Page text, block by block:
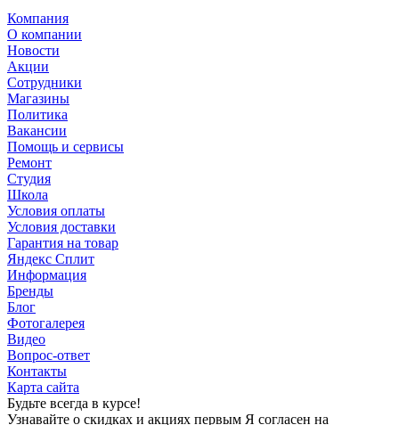
Компания
О компании
Новости
Акции
Сотрудники
Магазины
Политика
Вакансии
Помощь и сервисы
Ремонт
Студия
Школа
Условия оплаты
Условия доставки
Гарантия на товар
Яндекс Сплит
Информация
Бренды
Блог
Фотогалерея
Видео
Вопрос-ответ
Контакты
Карта сайта
Будьте всегда в курсе!
Узнавайте о скидках и акциях первым Я согласен на